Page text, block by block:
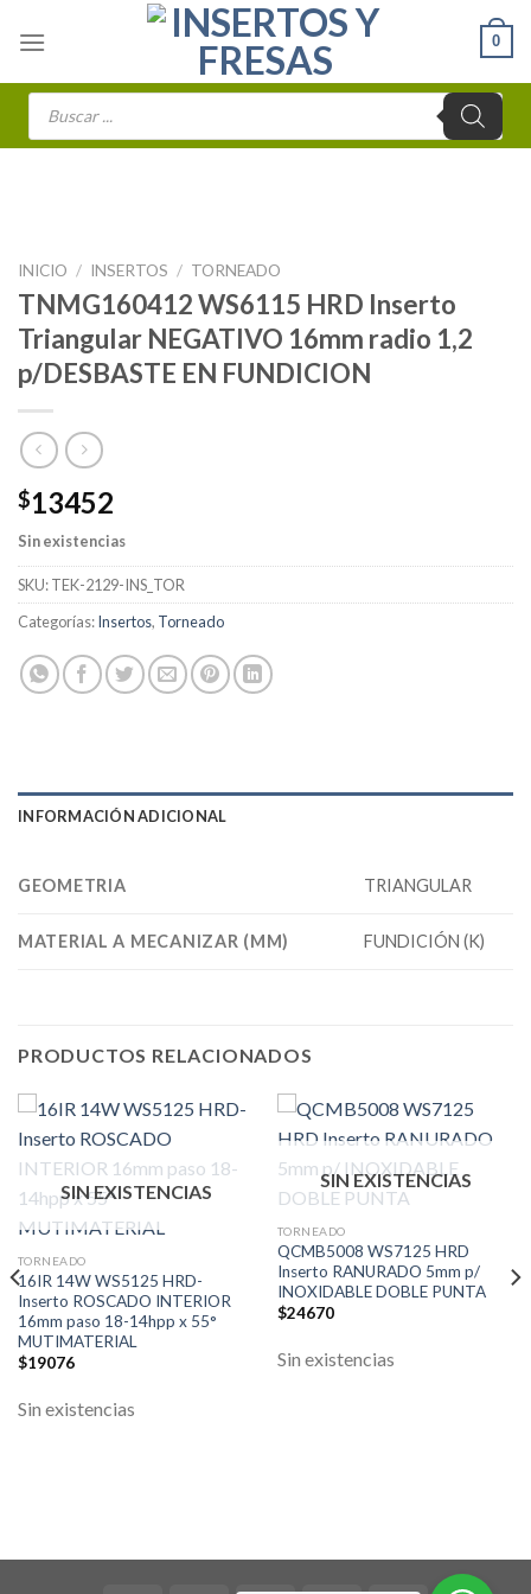
0
Búsqueda
INICIO / INSERTOS / TORNEADO
TNMG160412 WS6115 HRD Inserto
Triangular NEGATIVO 16mm radio 1,2
p/DESBASTE EN FUNDICION
$13452
Sin existencias
SKU:TEK-2129-INS_TOR
Categorías:Insertos, Torneado
INFORMACIÓN ADICIONAL
GEOMETRIA TRIANGULAR
MATERIAL A MECANIZAR (MM) FUNDICIÓN (K)
PRODUCTOS RELACIONADOS
SIN EXISTENCIAS
TORNEADO
16IR 14W WS5125 HRD-
Inserto ROSCADO INTERIOR
16mm paso 18-14hpp x 55°
MUTIMATERIAL
$19076
Sin existencias
SIN EXISTENCIAS
TORNEADO
QCMB5008 WS7125 HRD
Inserto RANURADO 5mm p/
INOXIDABLE DOBLE PUNTA
$24670
Sin existencias